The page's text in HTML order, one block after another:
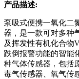
产品描述:
泵吸式便携一氧化二
器，是一款可对多种
及挥发性有机化合物
跌倒报警功能的智能
种气体传感器，包括
毒气传感器、氧气传